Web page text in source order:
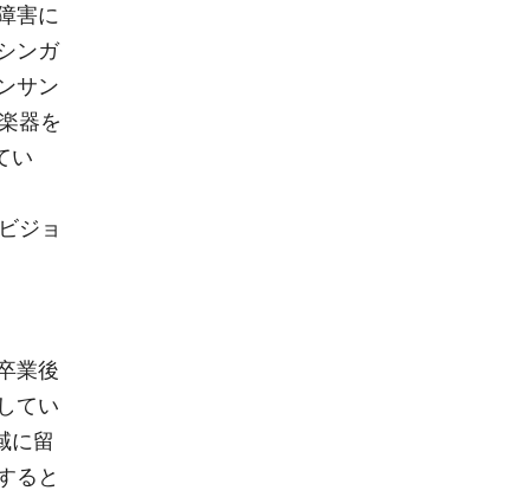
害に
ンガ
サン
器を
い
ジョ
業後
てい
に留
ると